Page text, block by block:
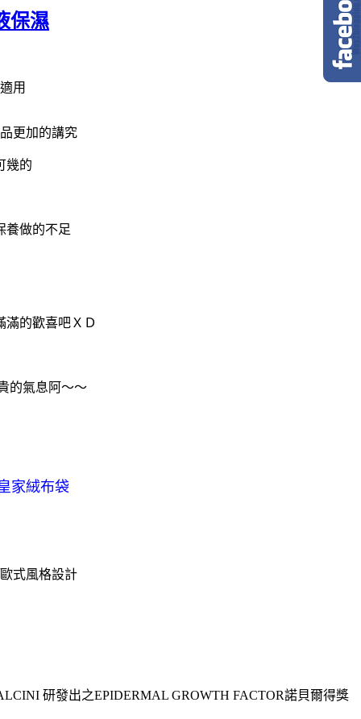
保濕
用
更加的講究
幾的
養做的不足
滿的歡喜吧ＸＤ
的氣息阿～～
家絨布袋
式風格設計
研發出之EPIDERMAL GROWTH FACTOR諾貝爾得獎